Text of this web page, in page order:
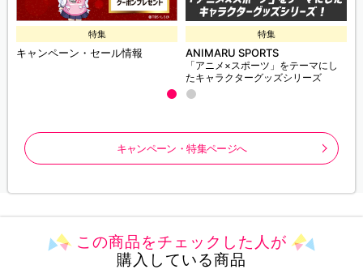
特集
キャンペーン・セール情報
特集
ANIMARU SPORTS
「アニメ×スポーツ」をテーマにし
たキャラクターグッズシリーズ
キャンペーン・特集ページへ
この商品をチェックした人が
購入している商品